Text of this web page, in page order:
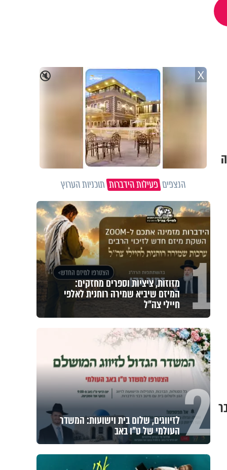
🔇 X
הנצפיםפעילות הידברותתוכניות הערוץ
1 מזוזות, ציציות וספרים מחזקים:
המיזם שיביא שמירה רוחנית לאלפי
חיילי צה"ל
2 לזיווגים, שלום בית וישועות: המשדר
העולמי של ט"ו באב